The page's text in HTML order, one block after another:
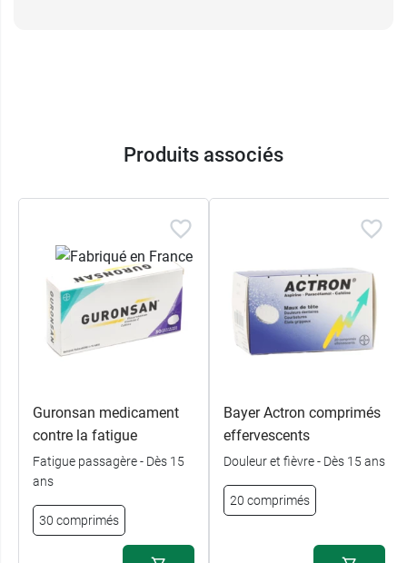
Produits associés
Guronsan medicament
contre la fatigue
Fatigue passagère - Dès 15
ans
30 comprimés
Bayer Actron comprimés
effervescents
Douleur et fièvre - Dès 15 ans
20 comprimés